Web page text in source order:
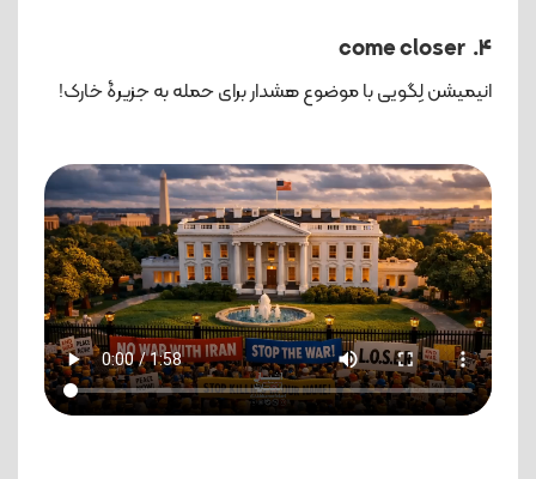
4. come closer
انیمیشن لِگویی با موضوع هشدار برای حمله به جزیرۀ خارک!